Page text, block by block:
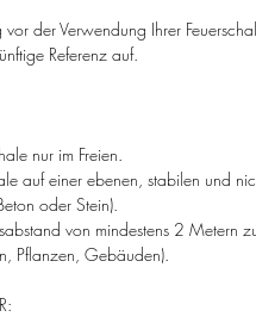
Verarbeitung
Lebensdauer und
vor der Verwendung Ihrer
Referenz auf.
nur im Freien.
auf einer ebenen, stabilen und
oder Stein).
von mindestens 2 Metern
Pflanzen, Gebäuden).